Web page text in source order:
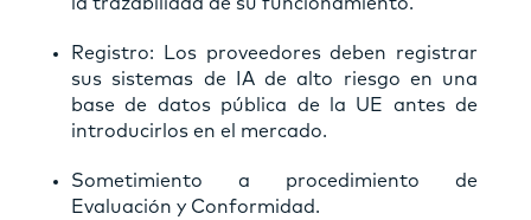
Registro: Los proveedores deben registrar
sus sistemas de IA de alto riesgo en una
base de datos pública de la UE antes de
introducirlos en el mercado.
Sometimiento a procedimiento de
Evaluación y Conformidad.